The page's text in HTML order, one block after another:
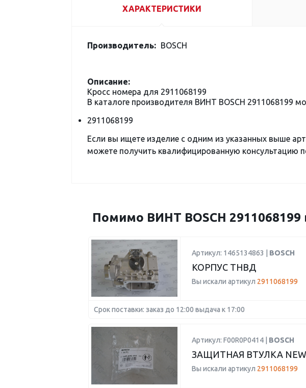
ХАРАКТЕРИСТИКИ
Производитель: BOSCH
Описание:
Кросс номера для 2911068199
В каталоге производителя ВИНТ BOSCH
2911068199
Если вы ищете изделие с одним из указанных выше
можете получить квалифицированную консультацию
Помимо ВИНТ BOSCH 2911068199
Артикул: 1465134863 | BOSCH
КОРПУС ТНВД
Вы искали артикул 2911068199
Срок поставки: заказ до 12:00 выдача к 17:00
Артикул: F00R0P0414 | BOSCH
ЗАЩИТНАЯ ВТУЛКА NEW
Вы искали артикул 2911068199